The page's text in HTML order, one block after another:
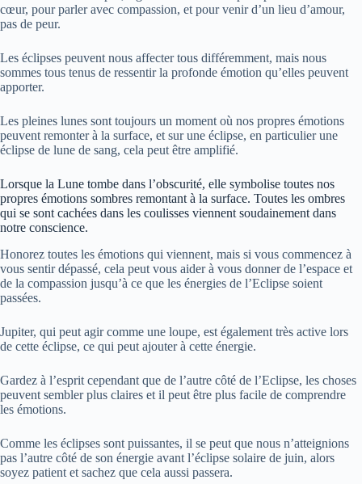
cœur, pour parler avec compassion, et pour venir d’un lieu d’amour,
pas de peur.
Les éclipses peuvent nous affecter tous différemment, mais nous
sommes tous tenus de ressentir la profonde émotion qu’elles peuvent
apporter.
Les pleines lunes sont toujours un moment où nos propres émotions
peuvent remonter à la surface, et sur une éclipse, en particulier une
éclipse de lune de sang, cela peut être amplifié.
Lorsque la Lune tombe dans l’obscurité, elle symbolise toutes nos
propres émotions sombres remontant à la surface. Toutes les ombres
qui se sont cachées dans les coulisses viennent soudainement dans
notre conscience.
Honorez toutes les émotions qui viennent, mais si vous commencez à
vous sentir dépassé, cela peut vous aider à vous donner de l’espace et
de la compassion jusqu’à ce que les énergies de l’Eclipse soient
passées.
Jupiter, qui peut agir comme une loupe, est également très active lors
de cette éclipse, ce qui peut ajouter à cette énergie.
Gardez à l’esprit cependant que de l’autre côté de l’Eclipse, les choses
peuvent sembler plus claires et il peut être plus facile de comprendre
les émotions.
Comme les éclipses sont puissantes, il se peut que nous n’atteignions
pas l’autre côté de son énergie avant l’éclipse solaire de juin, alors
soyez patient et sachez que cela aussi passera.